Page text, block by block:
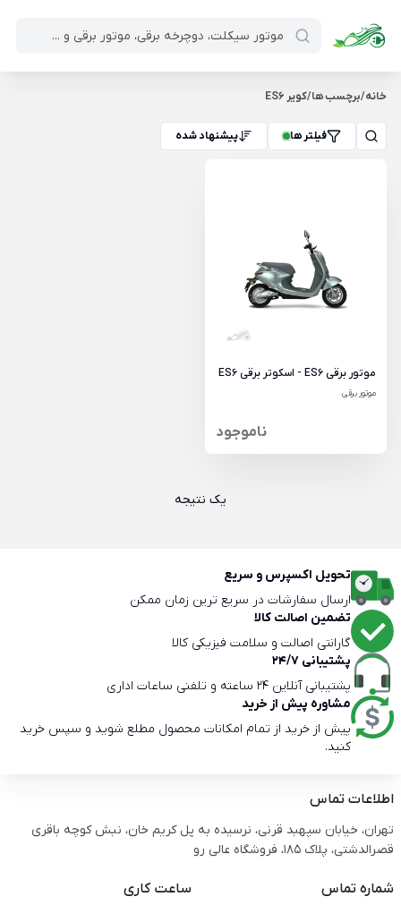
خانه/برچسب ها/کویر ES6
فیلتر ها پیشنهاد شده
موتور برقی ES6 - اسکوتر برقی ES6
موتور برقی
ناموجود
یک نتیجه
تحویل اکسپرس و سریع
ارسال سفارشات در سریع ترین زمان ممکن
تضمین اصالت کالا
گارانتی اصالت و سلامت فیزیکی کالا
پشتیبانی 24/7
پشتیبانی آنلاین 24 ساعته و تلفنی ساعات اداری
مشاوره پیش از خرید
پیش از خرید از تمام امکانات محصول مطلع شوید و سپس خرید
کنید.
اطلاعات تماس
تهران، خیابان سپهبد قرنی، نرسیده به پل کریم خان، نبش کوچه باقری
قصرالدشتی،‌ پلاک 185، فروشگاه عالی رو
شماره تماس ساعت کاری